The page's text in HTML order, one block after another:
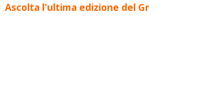
Ascolta l'ultima edizione del Gr